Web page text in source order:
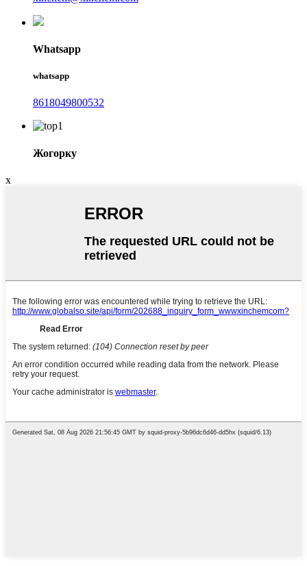
Whatsapp
whatsapp
8618049800532
Жогорку
x